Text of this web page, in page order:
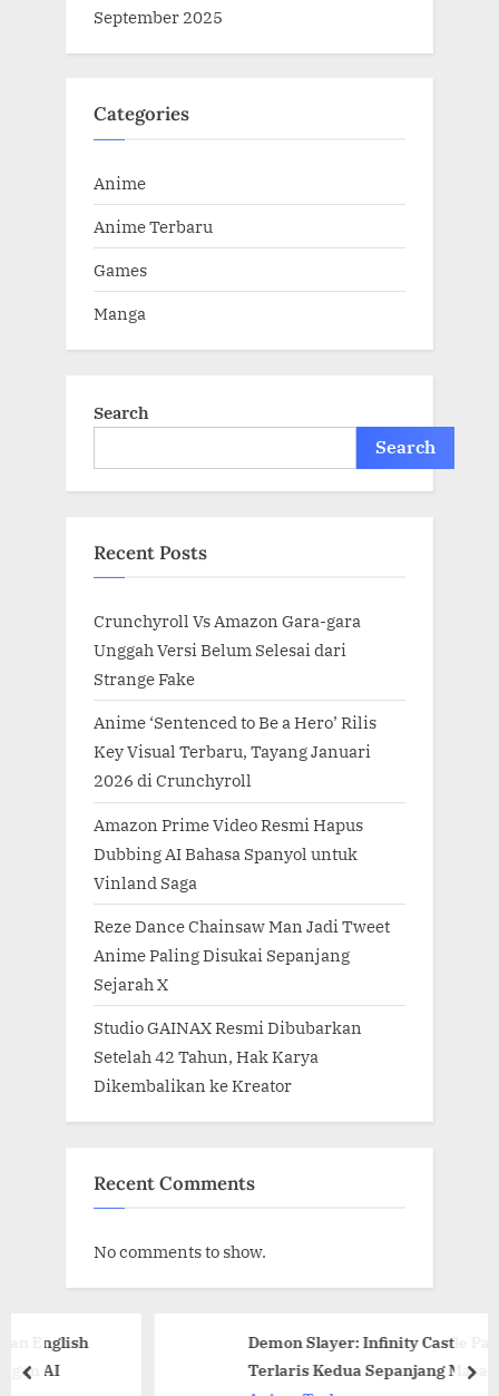
September 2025
Categories
Anime
Anime Terbaru
Games
Manga
Search
Search
Recent Posts
Crunchyroll Vs Amazon Gara-gara
Unggah Versi Belum Selesai dari
Strange Fake
Anime ‘Sentenced to Be a Hero’ Rilis
Key Visual Terbaru, Tayang Januari
2026 di Crunchyroll
Amazon Prime Video Resmi Hapus
Dubbing AI Bahasa Spanyol untuk
Vinland Saga
Reze Dance Chainsaw Man Jadi Tweet
Anime Paling Disukai Sepanjang
Sejarah X
Studio GAINAX Resmi Dibubarkan
Setelah 42 Tahun, Hak Karya
Dikembalikan ke Kreator
Recent Comments
No comments to show.
Demon Slayer: Infinity Castle Part 1 Jadi
Terlaris Kedua Sepanjang Masa di
prev